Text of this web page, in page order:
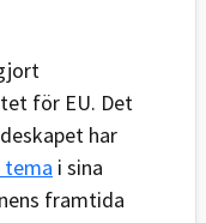
för EU. Det
har
tema i sina
framtida